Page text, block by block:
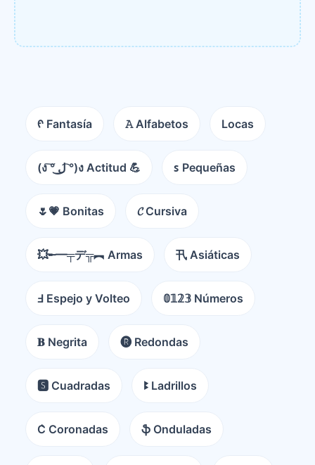
ᠻ Fantasía 𝙰 Alfabetos Locas
(ง ͠° ͟ل͜ ͡°)ง Actitud 💪 ꜱ Pequeñas
🌷💗 Bonitas 𝓒 Cursiva
💥╾━╤デ╦︻ Armas 卂 Asiáticas
Ⅎ Espejo y Volteo 𝟘𝟙𝟚𝟛 Números
𝐁 Negrita 🅡 Redondas
🆂 Cuadradas ꔪ Ladrillos
C͛ Coronadas ֆ Onduladas